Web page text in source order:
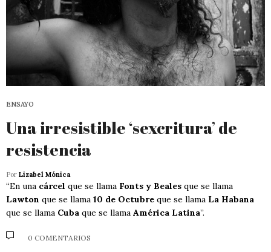
ENSAYO
Una irresistible ‘sexcritura’ de
resistencia
Por Lizabel Mónica
“En una cárcel que se llama Fonts y Beales que se llama
Lawton que se llama 10 de Octubre que se llama La Habana
que se llama Cuba que se llama América Latina”.
0 COMENTARIOS